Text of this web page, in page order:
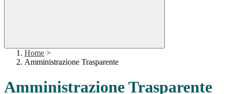
Home >
Amministrazione Trasparente
Amministrazione Trasparente